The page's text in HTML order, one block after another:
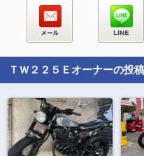
ＴＷ２２５Ｅ オーナーの投